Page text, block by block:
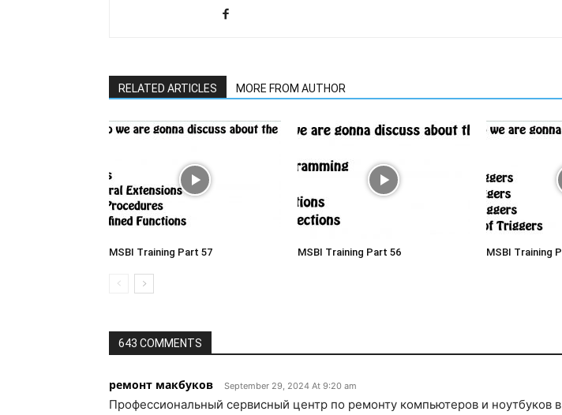
RELATED ARTICLES MORE FROM AUTHOR
MSBI Training Part 57 MSBI Training Part 56 MSBI Training
643 COMMENTS
ремонт макбуков September 29, 2024 At 9:20 am
Профессиональный сервисный центр по ремонту компьютеров и ноутбуков